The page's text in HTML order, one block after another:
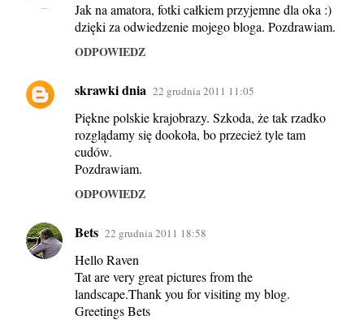
Jak na amatora, fotki całkiem przyjemne dla oka :)
dzięki za odwiedzenie mojego bloga. Pozdrawiam.
ODPOWIEDZ
skrawki dnia 22 grudnia 2011 11:05
Piękne polskie krajobrazy. Szkoda, że tak rzadko
rozglądamy się dookoła, bo przecież tyle tam
cudów.
Pozdrawiam.
ODPOWIEDZ
Bets 22 grudnia 2011 18:58
Hello Raven
Tat are very great pictures from the
landscape.Thank you for visiting my blog.
Greetings Bets